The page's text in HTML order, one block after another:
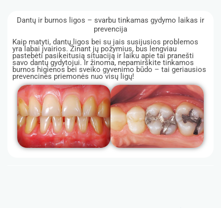
Dantų ir burnos ligos – svarbu tinkamas gydymo laikas ir
prevencija
Kaip matyti, dantų ligos bei su jais susijusios problemos
yra labai įvairios. Žinant jų požymius, bus lengviau
pastebėti pasikeitusią situaciją ir laiku apie tai pranešti
savo dantų gydytojui. Ir žinoma, nepamirškite tinkamos
burnos higienos bei sveiko gyvenimo būdo – tai geriausios
prevencinės priemonės nuo visų ligų!